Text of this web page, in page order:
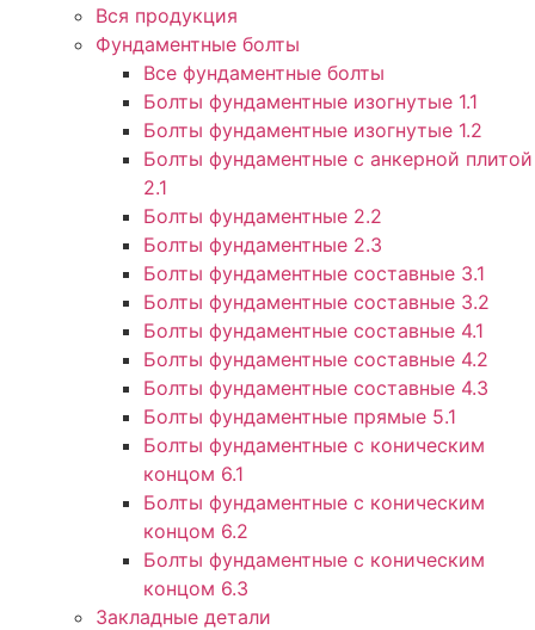
Вся продукция
Фундаментные болты
Все фундаментные болты
Болты фундаментные изогнутые 1.1
Болты фундаментные изогнутые 1.2
Болты фундаментные с анкерной плитой
2.1
Болты фундаментные 2.2
Болты фундаментные 2.3
Болты фундаментные составные 3.1
Болты фундаментные составные 3.2
Болты фундаментные составные 4.1
Болты фундаментные составные 4.2
Болты фундаментные составные 4.3
Болты фундаментные прямые 5.1
Болты фундаментные с коническим
концом 6.1
Болты фундаментные с коническим
концом 6.2
Болты фундаментные с коническим
концом 6.3
Закладные детали